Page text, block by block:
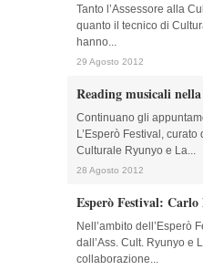
Tanto l’Assessore alla
quanto il tecnico di
hanno...
29 Agosto 2012
Reading musicali
Continuano gli
L’Esperò Festival, curato
Culturale Ryunyo e La...
28 Agosto 2012
Esperò Festival:
Nell’ambito dell’Esperò
dall’Ass. Cult. Ryunyo e
collaborazione...